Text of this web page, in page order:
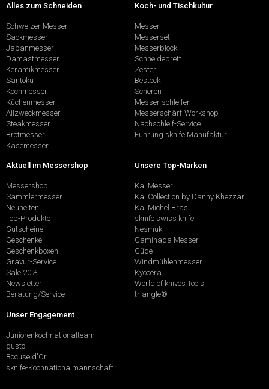
Alles zum Schneiden
Schweizer Messer
Sackmesser
Japanmesser
Damastmesser
Keramikmesser
Santoku
Kochmesser
Küchenmesser
Allzweckmesser
Steakmesser
Brotmesser
Käsemesser
Koch- und Tischkultur
Messer
Messerset
Messerblock
Schneidebrett
Zester
Besteck
Scheren
Messer schleifen
Messerschärf-Workshop
Nachschleif-Service
Führung sknife Manufaktur
Aktuell im Messershop
Messershop
Sammlermesser
Neuheiten
Top-Produkte
Gutscheine
Geschenke
Geschenkboxen
Gravur-Service
Sale 20%
Newsletter
Beratung/Service
Unsere Top-Marken
Kai Messer
Kai Collection by Danny Khezzar
Kai Michel Bras
sknife swiss knife
Nesmuk
Caminada Messer
Güde
Windmühlenmesser
Kyocera
World of knives Tools
triangle®
Unser Engagement
Juniorenkochnationalteam
gusto
Bocuse d'Or
sknife-Kochnationalmannschaft